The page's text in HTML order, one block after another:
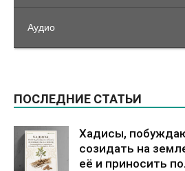
Аудио
ПОСЛЕДНИЕ СТАТЬИ
Хадисы,
созидать на
её и приносить